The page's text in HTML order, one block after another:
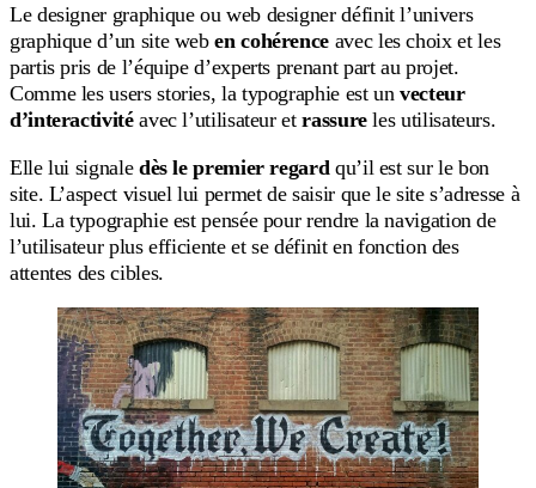
Le designer graphique ou web designer définit l’univers
graphique d’un site weben cohérence avec les choix et les
partis pris de l’équipe d’experts prenant part au projet.
Comme les users stories, la typographie est un vecteur
d’interactivitéavec l’utilisateur etrassureles utilisateurs.
Elle lui signale dès le premier regard qu’il est sur le bon
site. L’aspect visuel lui permet de saisir que le site s’adresse à
lui. La typographie est pensée pour rendre la navigation de
l’utilisateur plus efficiente et se définit en fonction des
attentes des cibles.